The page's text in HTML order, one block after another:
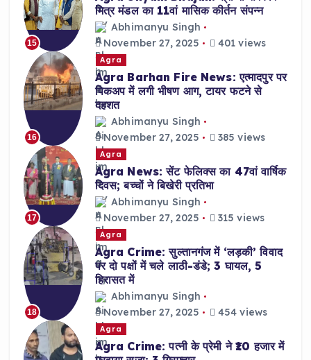
15
मित्र मंडल का 11वां मासिक कीर्तन संपन्न
Abhimanyu Singh
November 27, 2025
401 views
16
Agra
Agra Barhan Fire News: एत्मादपुर पर
पिकअप में लगी भीषण आग, टायर फटने से
दहशत
Abhimanyu Singh
November 27, 2025
385 views
17
Agra
Agra News: सेंट फेलिक्स का 47वां वार्षिक
दिवस; बच्चों ने बिखेरी प्रतिभा
Abhimanyu Singh
November 27, 2025
315 views
18
Agra
Agra Crime: सुल्तानगंज में ‘लड़की’ विवाद
पर दो पक्षों में चले लाठी-डंडे; 3 घायल, 5
हिरासत में
Abhimanyu Singh
November 27, 2025
454 views
Agra
Agra Crime: पत्नी के प्रेमी ने ₹10 हजार में